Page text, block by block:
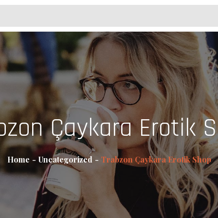
Çaykara Erotik
Home Uncategorized Trabzon Çaykara Erotik Shop